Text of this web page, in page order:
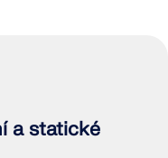
a statické